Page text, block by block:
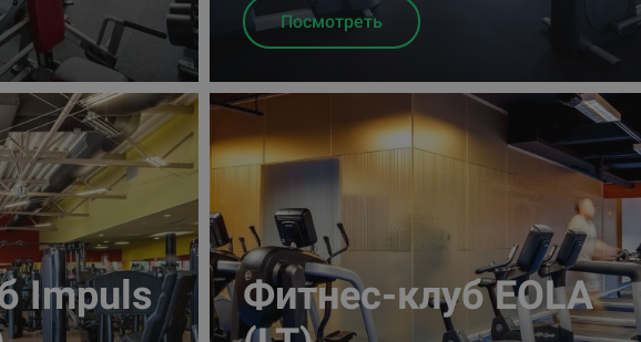
Посмотреть
Impuls
Фитнес-клуб EOLA